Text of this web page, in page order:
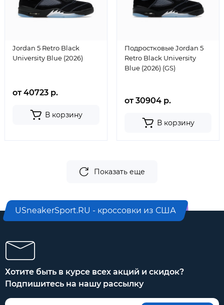
Jordan 5 Retro Black
University Blue (2026)
от 40723 р.
В корзину
Подростковые Jordan 5
Retro Black University
Blue (2026) (GS)
от 30904 р.
В корзину
Показать еще
USneakerSport.RU - кроссовки из США
Хотите быть в курсе всех акций и скидок?
Подпишитесь на нашу рассылку